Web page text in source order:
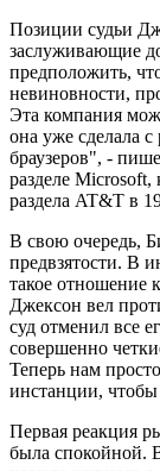
Позиции судьи
заслуживающие
предположить,
невиновности,
Эта компания
она уже сделала
браузеров", -
разделе
раздела AT&T в
В свою очередь,
предвзятости. В
такое отношение
Джексон вел
суд отменил все
совершенно
Теперь нам
инстанции, чтобы
Первая реакция
была спокойной.